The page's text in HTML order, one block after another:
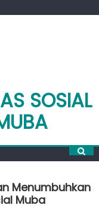
SOSIAL
Menumbuhkan
Muba